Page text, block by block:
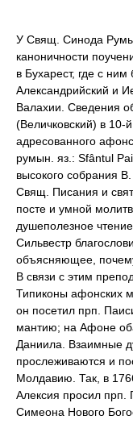
У Свящ. Синода
каноничности
в Бухарест, где с
Александрийский и
Валахии. Сведения
(Величковский) в 10-
адресованного
румын. яз.: Sfântul
высокого собрания
Свящ. Писания и
посте и умной
душеполезное
Сильвестр
объясняющее,
В связи с этим
Типиконы афонских
он посетил прп.
мантию; на Афоне
Даниила. Взаимные
прослеживаются и
Молдавию. Так, в
Алексия просил прп.
Симеона Нового